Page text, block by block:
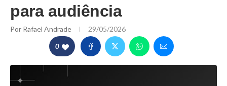
para audiência
Por Rafael Andrade 29/05/2026
0